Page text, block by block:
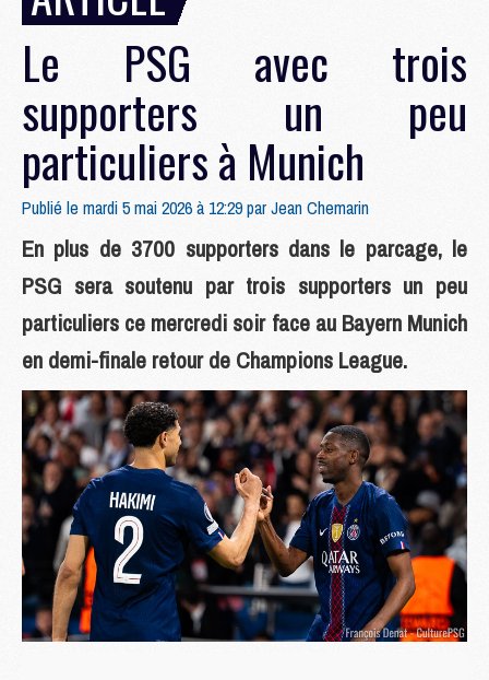
Le PSG avec trois
supporters un peu
particuliers à Munich
Publié le mardi 5 mai 2026 à 12:29 parJean Chemarin
En plus de 3700 supporters dans le parcage, le
PSG sera soutenu par trois supporters un peu
particuliers ce mercredi soir face au Bayern Munich
en demi-finale retour de Champions League.